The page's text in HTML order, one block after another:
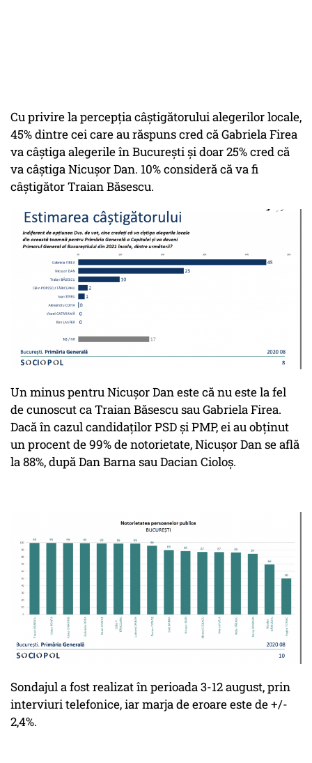
Cu privire la percepția câștigătorului alegerilor locale,
45% dintre cei care au răspuns cred că Gabriela Firea
va câștiga alegerile în București și doar 25% cred că
va câștiga Nicușor Dan. 10% consideră că va fi
câștigător Traian Băsescu.
Un minus pentru Nicușor Dan este că nu este la fel
de cunoscut ca Traian Băsescu sau Gabriela Firea.
Dacă în cazul candidaților PSD și PMP, ei au obținut
un procent de 99% de notorietate, Nicușor Dan se află
la 88%, după Dan Barna sau Dacian Cioloș.
Sondajul a fost realizat în perioada 3-12 august, prin
interviuri telefonice, iar marja de eroare este de +/-
2,4%.